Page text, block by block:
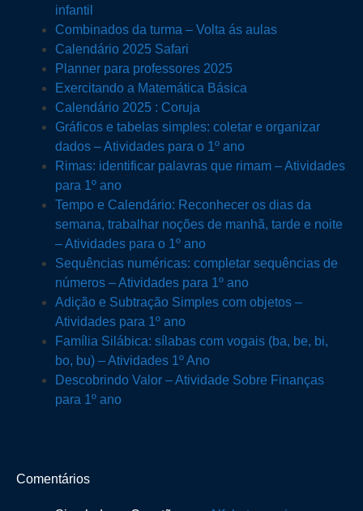
infantil
Combinados da turma – Volta ás aulas
Calendário 2025 Safari
Planner para professores 2025
Exercitando a Matemática Básica
Calendário 2025 : Coruja
Gráficos e tabelas simples: coletar e organizar
dados – Atividades para o 1º ano
Rimas: identificar palavras que rimam – Atividades
para 1º ano
Tempo e Calendário: Reconhecer os dias da
semana, trabalhar noções de manhã, tarde e noite
– Atividades para o 1º ano
Sequências numéricas: completar sequências de
números – Atividades para 1º ano
Adição e Subtração Simples com objetos –
Atividades para 1º ano
Família Silábica: sílabas com vogais (ba, be, bi,
bo, bu) – Atividades 1º Ano
Descobrindo Valor – Atividade Sobre Finanças
para 1º ano
Comentários